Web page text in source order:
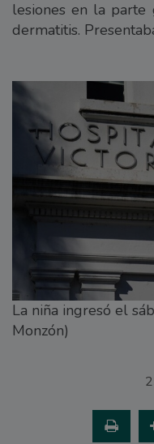
lesiones en la
dermatitis.
La niña ingresó el
Monzón)